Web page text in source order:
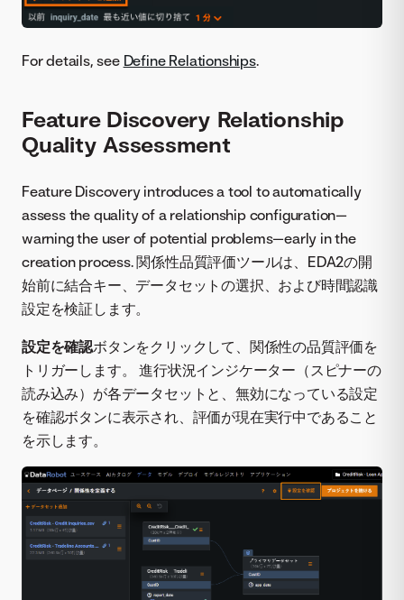
For details, see Define Relationships.
Feature Discovery Relationship
Quality Assessment
Feature Discovery introduces a tool to automatically
assess the quality of a relationship configuration—
warning the user of potential problems—early in the
creation process. 関係性品質評価ツールは、EDA2の開
始前に結合キー、データセットの選択、および時間認識
設定を検証します。
設定を確認ボタンをクリックして、関係性の品質評価を
トリガーします。 進行状況インジケーター（スピナーの
読み込み）が各データセットと、無効になっている設定
を確認ボタンに表示され、評価が現在実行中であること
を示します。